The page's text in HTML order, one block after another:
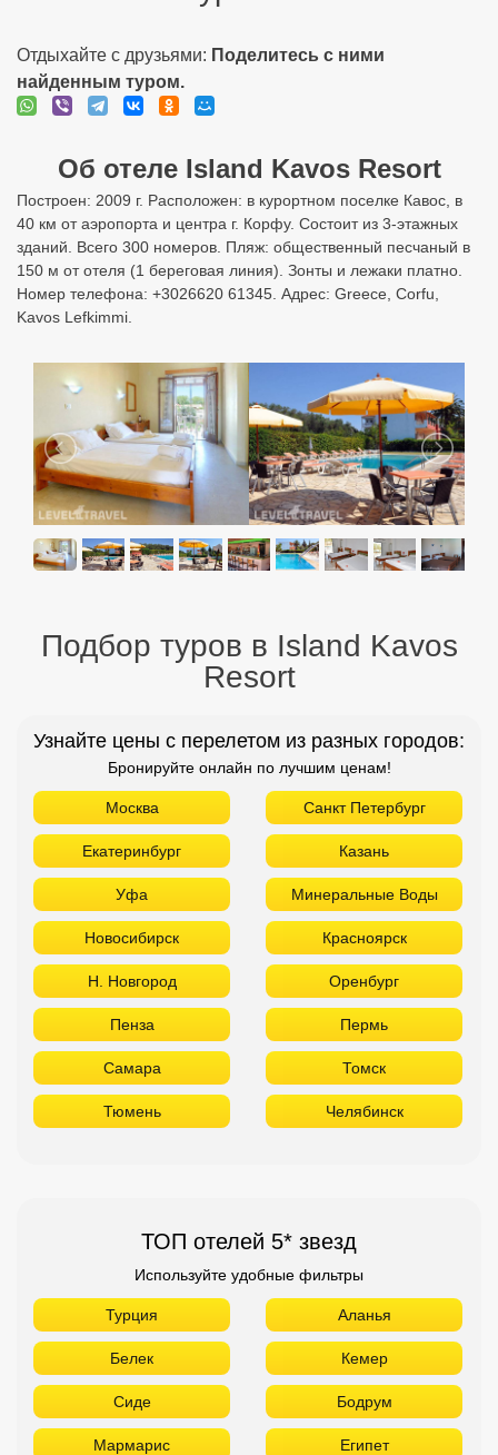
Отдыхайте с друзьями: Поделитесь с ними
найденным туром.
Об отеле Island Kavos Resort
Построен: 2009 г. Расположен: в курортном поселке Кавос, в
40 км от аэропорта и центра г. Корфу. Состоит из 3-этажных
зданий. Всего 300 номеров. Пляж: общественный песчаный в
150 м от отеля (1 береговая линия). Зонты и лежаки платно.
Номер телефона: +3026620 61345. Адрес: Greece, Corfu,
Kavos Lefkimmi.
Подбор туров в Island Kavos
Resort
Узнайте цены с перелетом из разных городов:
Бронируйте онлайн по лучшим ценам!
Москва Санкт Петербург
Екатеринбург Казань
Уфа Минеральные Воды
Новосибирск Красноярск
Н. Новгород Оренбург
Пенза Пермь
Самара Томск
Тюмень Челябинск
ТОП отелей 5* звезд
Используйте удобные фильтры
Турция Аланья
Белек Кемер
Сиде Бодрум
Мармарис Египет